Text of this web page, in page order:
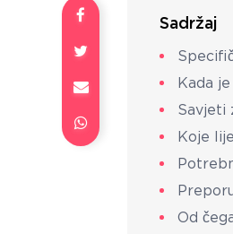
Sadržaj
Kada
Savjeti
Koje
Od